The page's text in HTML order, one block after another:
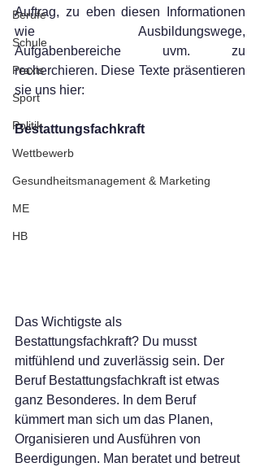
Berufe
Schule
Praxis
Sport
Politik
Wettbewerb
Gesundheitsmanagement & Marketing
ME
HB
Auftrag, zu eben diesen Informationen
wie Ausbildungswege,
Aufgabenbereiche uvm. zu
recherchieren. Diese Texte präsentieren
sie uns hier:
Bestattungsfachkraft
Das Wichtigste als
Bestattungsfachkraft? Du musst
mitfühlend und zuverlässig sein. Der
Beruf Bestattungsfachkraft ist etwas
ganz Besonderes. In dem Beruf
kümmert man sich um das Planen,
Organisieren und Ausführen von
Beerdigungen. Man beratet und betreut